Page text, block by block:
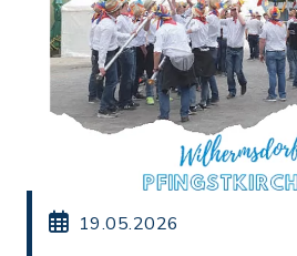
19.05.2026